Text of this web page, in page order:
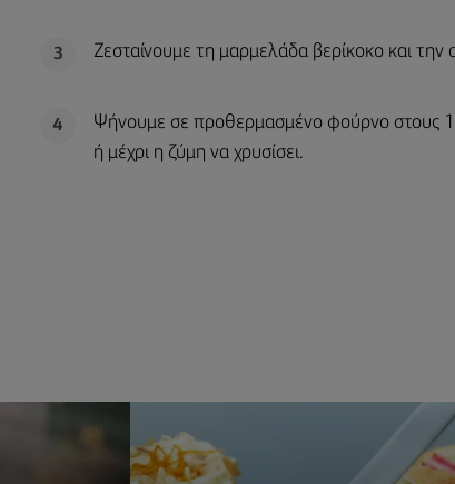
3 Ζεσταίνουμε τη μαρμελάδα βερίκοκο και
4
Ψήνουμε σε προθερμασμένο φούρνο στους
ή μέχρι η ζύμη να χρυσίσει.